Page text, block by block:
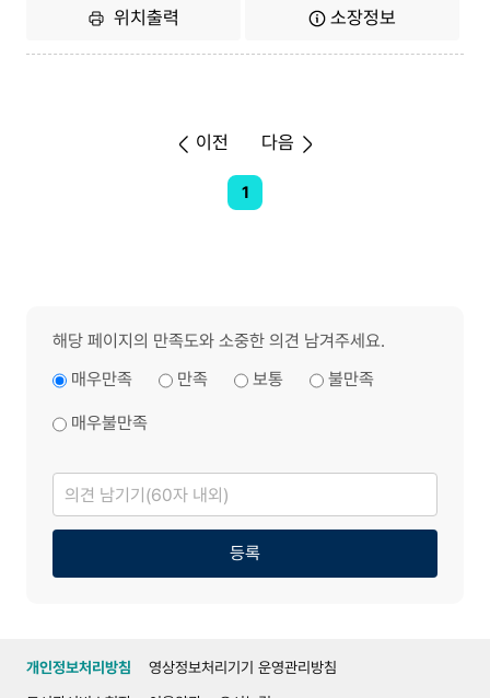
위치출력 소장정보
이전
1
다음
해당 페이지의 만족도와 소중한 의견 남겨주세요.
매우만족
만족 보통 불만족
매우불만족
의
견
남
기
등록
개인정보처리방침
영상정보처리기기 운영관리방침